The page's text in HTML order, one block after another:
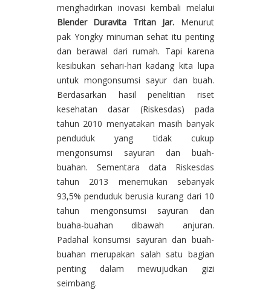
menghadirkan inovasi kembali melalui
Blender Duravita Tritan Jar. Menurut
pak Yongky minuman sehat itu penting
dan berawal dari rumah. Tapi karena
kesibukan sehari-hari kadang kita lupa
untuk mongonsumsi sayur dan buah.
Berdasarkan hasil penelitian riset
kesehatan dasar (Riskesdas) pada
tahun 2010 menyatakan masih banyak
penduduk yang tidak cukup
mengonsumsi sayuran dan buah-
buahan. Sementara data Riskesdas
tahun 2013 menemukan sebanyak
93,5% penduduk berusia kurang dari 10
tahun mengonsumsi sayuran dan
buaha-buahan dibawah anjuran.
Padahal konsumsi sayuran dan buah-
buahan merupakan salah satu bagian
penting dalam mewujudkan gizi
seimbang.